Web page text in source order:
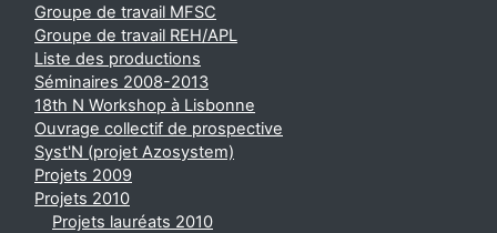
Groupe de travail MFSC
Groupe de travail REH/APL
Liste des productions
Séminaires 2008-2013
18th N Workshop à Lisbonne
Ouvrage collectif de prospective
Syst'N (projet Azosystem)
Projets 2009
Projets 2010
Projets lauréats 2010